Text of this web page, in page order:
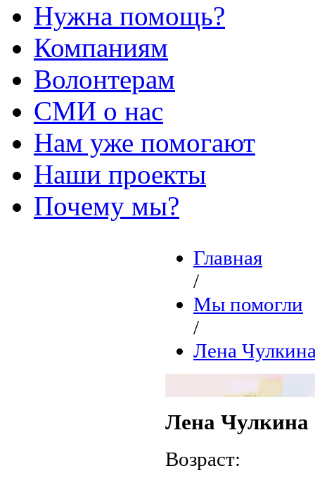
Нужна помощь?
Компаниям
Волонтерам
СМИ о нас
Нам уже помогают
Наши проекты
Почему мы?
Главная
/
Мы помогли
/
Лена
Лена Чулкина
Возраст: